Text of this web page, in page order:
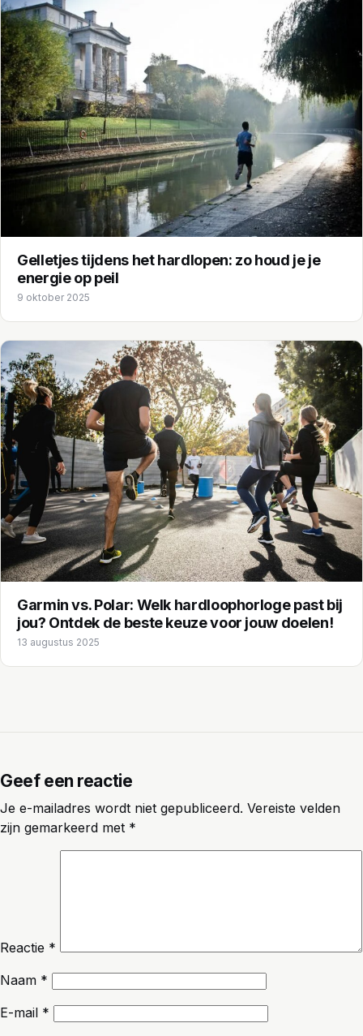
Gelletjes tijdens het hardlopen: zo houd je je
energie op peil
9 oktober 2025
Garmin vs. Polar: Welk hardloophorloge past bij
jou? Ontdek de beste keuze voor jouw doelen!
13 augustus 2025
Geef een reactie
Je e-mailadres wordt niet gepubliceerd. Vereiste velden
zijn gemarkeerd met *
Reactie *
Naam *
E-mail *